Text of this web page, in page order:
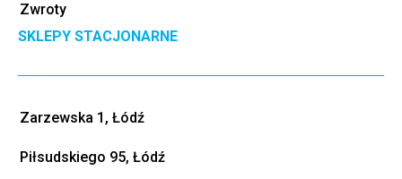
Zwroty
SKLEPY STACJONARNE
Zarzewska 1, Łódź
Piłsudskiego 95, Łódź